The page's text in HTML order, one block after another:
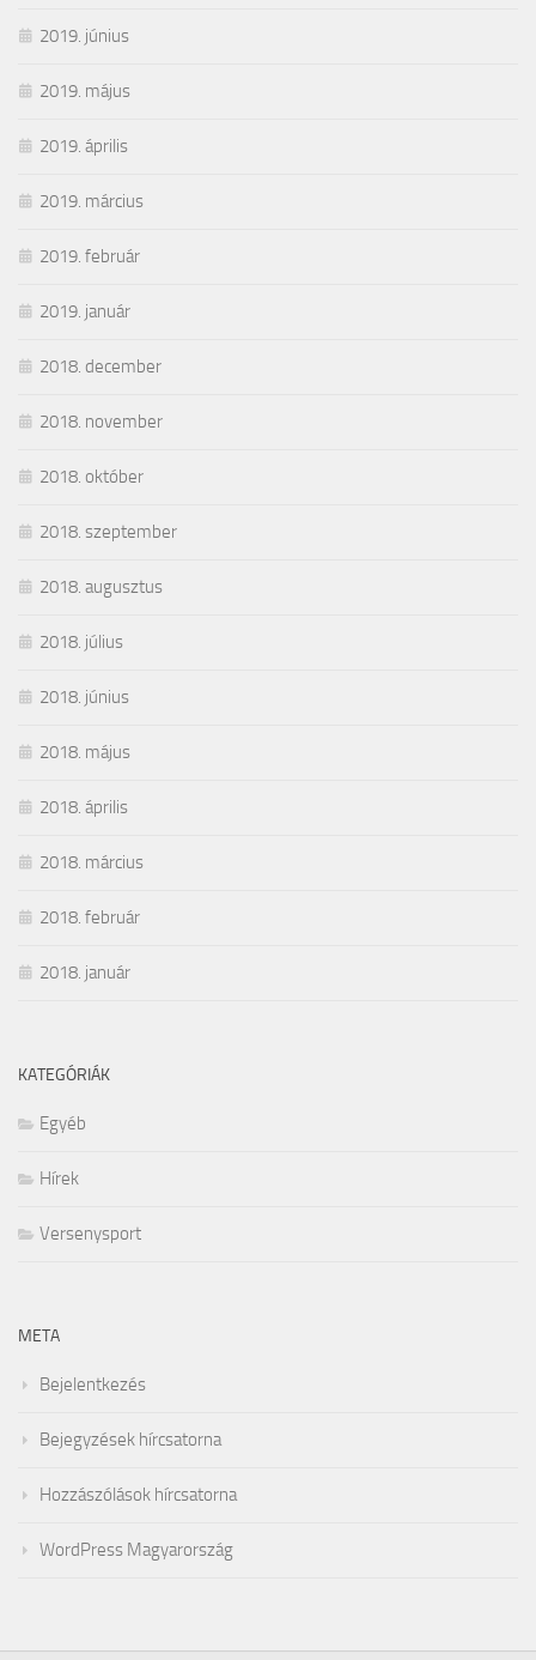
2019. június
2019. május
2019. április
2019. március
2019. február
2019. január
2018. december
2018. november
2018. október
2018. szeptember
2018. augusztus
2018. július
2018. június
2018. május
2018. április
2018. március
2018. február
2018. január
KATEGÓRIÁK
Egyéb
Hírek
Versenysport
META
Bejelentkezés
Bejegyzések hírcsatorna
Hozzászólások hírcsatorna
WordPress Magyarország